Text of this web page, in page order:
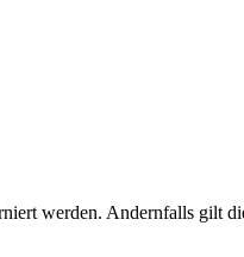
werden. Andernfalls gilt